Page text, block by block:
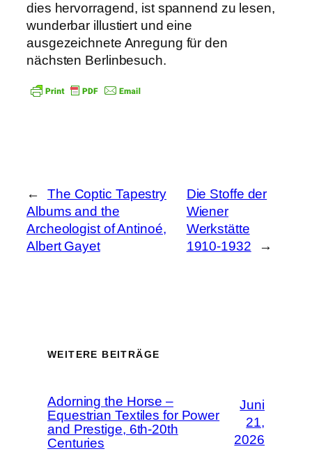
dies hervorragend, ist spannend zu lesen,
wunderbar illustiert und eine
ausgezeichnete Anregung für den
nächsten Berlinbesuch.
←
The Coptic Tapestry
Albums and the
Archeologist of Antinoé,
Albert Gayet
Die Stoffe der
Wiener
Werkstätte
1910-1932
→
WEITERE BEITRÄGE
Adorning the Horse –
Equestrian Textiles for Power
and Prestige, 6th-20th
Centuries
Juni
21,
2026